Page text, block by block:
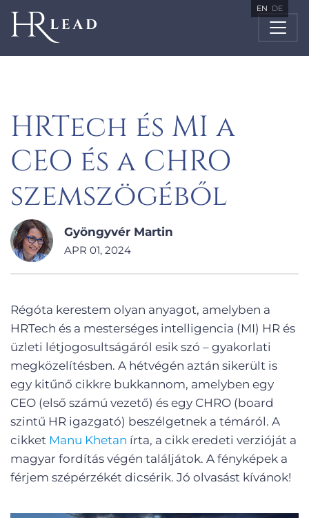
EN DE
HRTech és MI a
CEO és a CHRO
szemszögéből
Gyöngyvér Martin
APR 01, 2024
Régóta kerestem olyan anyagot, amelyben a
HRTech és a mesterséges intelligencia (MI) HR és
üzleti létjogosultságáról esik szó – gyakorlati
megközelítésben. A hétvégén aztán sikerült is
egy kitűnő cikkre bukkannom, amelyben egy
CEO (első számú vezető) és egy CHRO (board
szintű HR igazgató) beszélgetnek a témáról. A
cikket Manu Khetan írta, a cikk eredeti verzióját a
magyar fordítás végén találjátok. A fényképek a
férjem szépérzékét dicsérik. Jó olvasást kívánok!